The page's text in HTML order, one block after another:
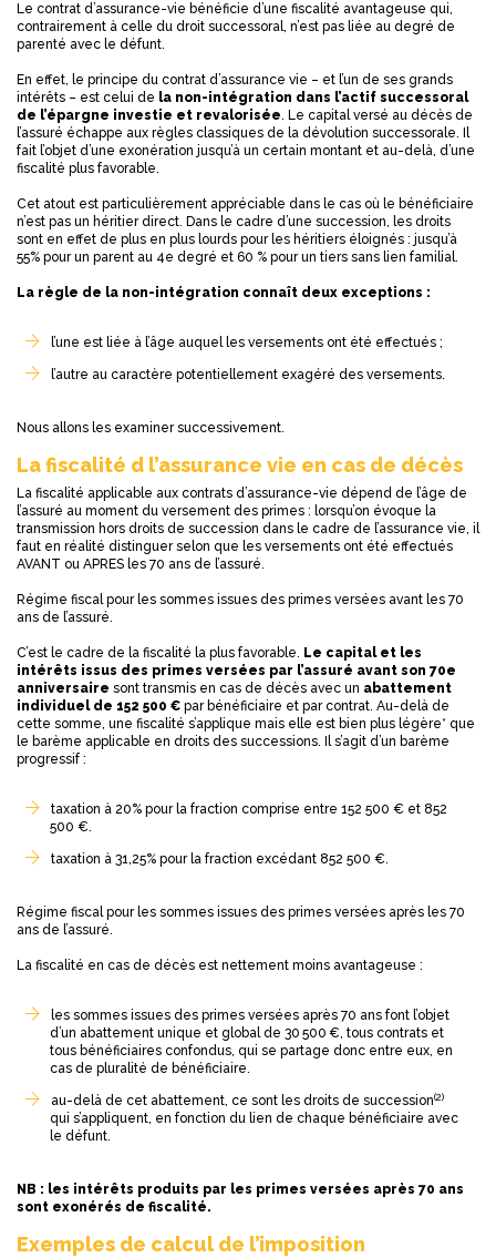
Le contrat d’assurance-vie bénéficie d’une fiscalité avantageuse qui,
contrairement à celle du droit successoral, n’est pas liée au degré de
parenté avec le défunt.
En effet, le principe du contrat d’assurance vie – et l’un de ses grands
intérêts – est celui de la non-intégration dans l’actif successoral
de l’épargne investie et revalorisée. Le capital versé au décès de
l’assuré échappe aux règles classiques de la dévolution successorale. Il
fait l’objet d’une exonération jusqu’à un certain montant et au-delà, d’une
fiscalité plus favorable.
Cet atout est particulièrement appréciable dans le cas où le bénéficiaire
n’est pas un héritier direct. Dans le cadre d’une succession, les droits
sont en effet de plus en plus lourds pour les héritiers éloignés : jusqu’à
55% pour un parent au 4e degré et 60 % pour un tiers sans lien familial.
La règle de la non-intégration connaît deux exceptions :
l’une est liée à l’âge auquel les versements ont été effectués ;
l’autre au caractère potentiellement exagéré des versements.
Nous allons les examiner successivement.
La fiscalité d l’assurance vie en cas de décès
La fiscalité applicable aux contrats d’assurance-vie dépend de l’âge de
l’assuré au moment du versement des primes : lorsqu’on évoque la
transmission hors droits de succession dans le cadre de l’assurance vie, il
faut en réalité distinguer selon que les versements ont été effectués
AVANT ou APRES les 70 ans de l’assuré.
Régime fiscal pour les sommes issues des primes versées avant les 70
ans de l’assuré.
C’est le cadre de la fiscalité la plus favorable. Le capital et les
intérêts issus des primes versées par l’assuré avant son 70e
anniversaire sont transmis en cas de décès avec un abattement
individuel de 152 500 € par bénéficiaire et par contrat. Au-delà de
cette somme, une fiscalité s’applique mais elle est bien plus légère* que
le barème applicable en droits des successions. Il s’agit d’un barème
progressif :
taxation à 20% pour la fraction comprise entre 152 500 € et 852
500 €.
taxation à 31,25% pour la fraction excédant 852 500 €.
Régime fiscal pour les sommes issues des primes versées après les 70
ans de l’assuré.
La fiscalité en cas de décès est nettement moins avantageuse :
les sommes issues des primes versées après 70 ans font l’objet
d’un abattement unique et global de 30 500 €, tous contrats et
tous bénéficiaires confondus, qui se partage donc entre eux, en
cas de pluralité de bénéficiaire.
au-delà de cet abattement, ce sont les droits de succession(2)
qui s’appliquent, en fonction du lien de chaque bénéficiaire avec
le défunt.
NB : les intérêts produits par les primes versées après 70 ans
sont exonérés de fiscalité.
Exemples de calcul de l’imposition